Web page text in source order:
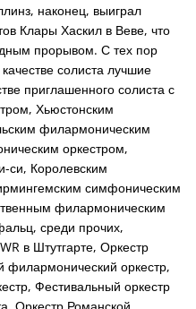
наконец, выиграл
Клары Хаскил в Веве, что
прорывом. С тех пор
солиста лучшие
приглашенного солиста с
Хьюстонским
филармоническим
оркестром,
си, Королевским
симфоническим
филармоническим
среди прочих,
в Штутгарте, Оркестр
филармонический оркестр,
Фестивальный оркестр
Оркестр Романской